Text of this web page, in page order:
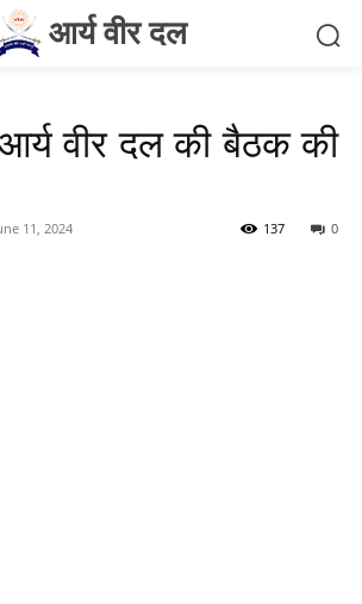
आर्य वीर दल
वीर दल की बैठक की
11, 2024 0
137